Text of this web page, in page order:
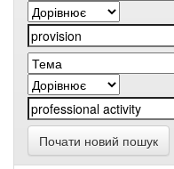
Почати новий пошук